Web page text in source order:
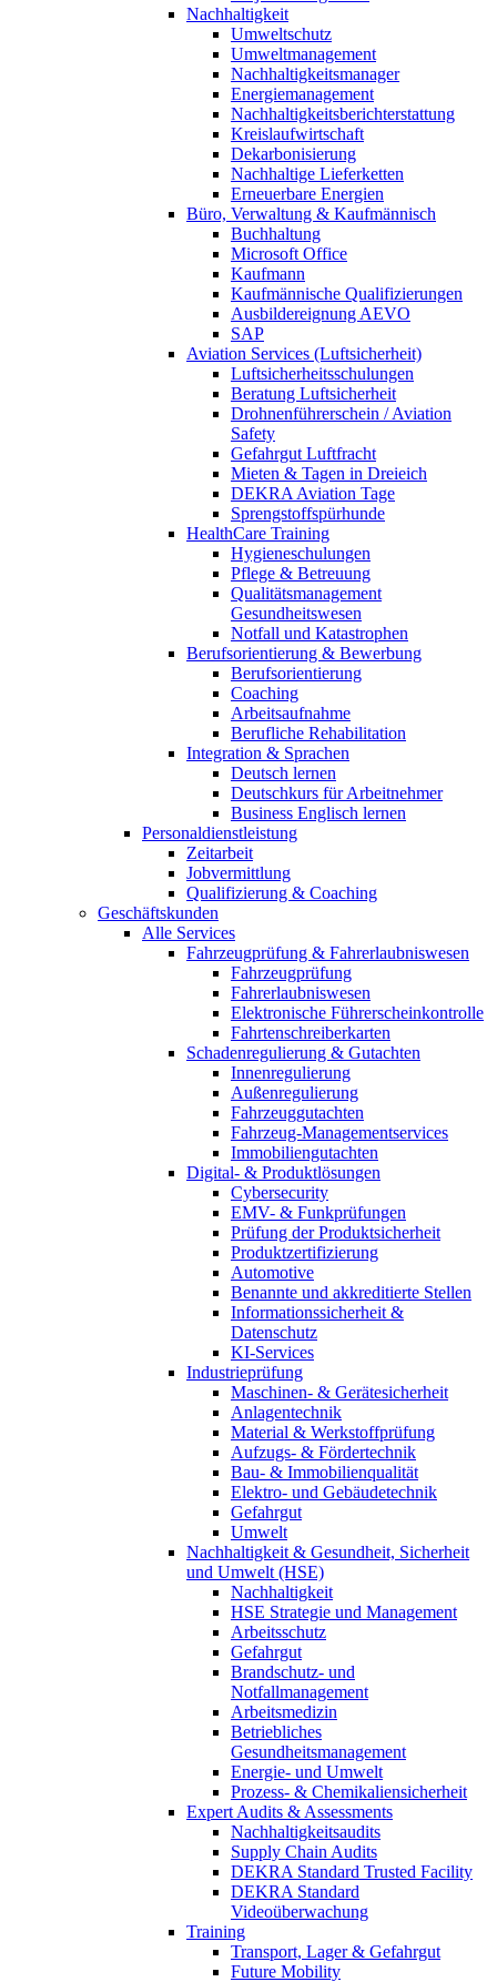
Nachhaltigkeit
Umweltschutz
Umweltmanagement
Nachhaltigkeitsmanager
Energiemanagement
Nachhaltigkeitsberichterstattung
Kreislaufwirtschaft
Dekarbonisierung
Nachhaltige Lieferketten
Erneuerbare Energien
Büro, Verwaltung & Kaufmännisch
Buchhaltung
Microsoft Office
Kaufmann
Kaufmännische Qualifizierungen
Ausbildereignung AEVO
SAP
Aviation Services (Luftsicherheit)
Luftsicherheitsschulungen
Beratung Luftsicherheit
Drohnenführerschein / Aviation
Safety
Gefahrgut Luftfracht
Mieten & Tagen in Dreieich
DEKRA Aviation Tage
Sprengstoffspürhunde
HealthCare Training
Hygieneschulungen
Pflege & Betreuung
Qualitätsmanagement
Gesundheitswesen
Notfall und Katastrophen
Berufsorientierung & Bewerbung
Berufsorientierung
Coaching
Arbeitsaufnahme
Berufliche Rehabilitation
Integration & Sprachen
Deutsch lernen
Deutschkurs für Arbeitnehmer
Business Englisch lernen
Personaldienstleistung
Zeitarbeit
Jobvermittlung
Qualifizierung & Coaching
Geschäftskunden
Alle Services
Fahrzeugprüfung & Fahrerlaubniswesen
Fahrzeugprüfung
Fahrerlaubniswesen
Elektronische Führerscheinkontrolle
Fahrtenschreiberkarten
Schadenregulierung & Gutachten
Innenregulierung
Außenregulierung
Fahrzeuggutachten
Fahrzeug-Managementservices
Immobiliengutachten
Digital- & Produktlösungen
Cybersecurity
EMV- & Funkprüfungen
Prüfung der Produktsicherheit
Produktzertifizierung
Automotive
Benannte und akkreditierte Stellen
Informationssicherheit &
Datenschutz
KI-Services
Industrieprüfung
Maschinen- & Gerätesicherheit
Anlagentechnik
Material & Werkstoffprüfung
Aufzugs- & Fördertechnik
Bau- & Immobilienqualität
Elektro- und Gebäudetechnik
Gefahrgut
Umwelt
Nachhaltigkeit & Gesundheit, Sicherheit
und Umwelt (HSE)
Nachhaltigkeit
HSE Strategie und Management
Arbeitsschutz
Gefahrgut
Brandschutz- und
Notfallmanagement
Arbeitsmedizin
Betriebliches
Gesundheitsmanagement
Energie- und Umwelt
Prozess- & Chemikaliensicherheit
Expert Audits & Assessments
Nachhaltigkeitsaudits
Supply Chain Audits
DEKRA Standard Trusted Facility
DEKRA Standard
Videoüberwachung
Training
Transport, Lager & Gefahrgut
Future Mobility